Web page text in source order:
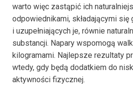
warto więc zastąpić ich
odpowiednikami, składającymi się
i uzupełniających je, równie
substancji. Napary wspomogą
kilogramami. Najlepsze rezultaty
wtedy, gdy będą dodatkiem do
aktywności fizycznej.